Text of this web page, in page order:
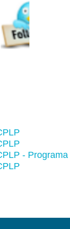
- Programa